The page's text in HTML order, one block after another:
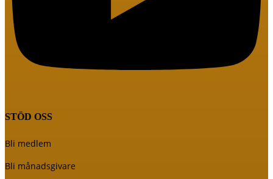
STÖD OSS
Bli medlem
Bli månadsgivare